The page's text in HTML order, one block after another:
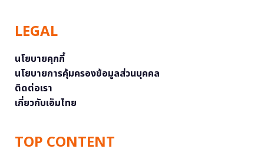
LEGAL
นโยบายคุกกี้
นโยบายการคุ้มครองข้อมูลส่วนบุคคล
ติดต่อเรา
เกี่ยวกับเอ็มไทย
TOP CONTENT